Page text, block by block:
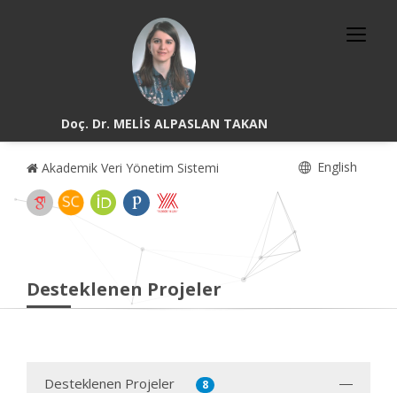
Doç. Dr. MELİS ALPASLAN TAKAN
Akademik Veri Yönetim Sistemi English
Desteklenen Projeler
Desteklenen Projeler 8